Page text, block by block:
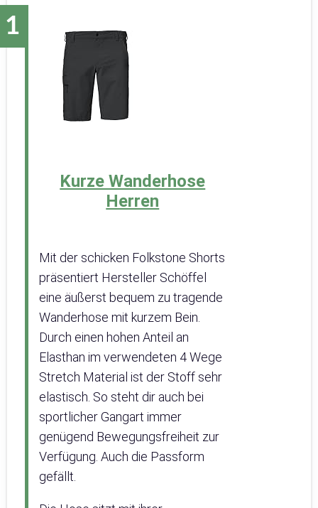
Kurze Wanderhose
Herren
Mit der schicken Folkstone Shorts
präsentiert Hersteller Schöffel
eine äußerst bequem zu tragende
Wanderhose mit kurzem Bein.
Durch einen hohen Anteil an
Elasthan im verwendeten 4 Wege
Stretch Material ist der Stoff sehr
elastisch. So steht dir auch bei
sportlicher Gangart immer
genügend Bewegungsfreiheit zur
Verfügung. Auch die Passform
gefällt.